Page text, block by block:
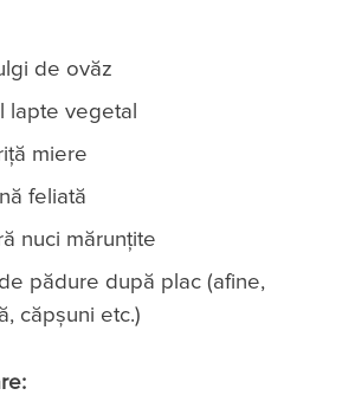
de ovăz
lapte vegetal
miere
feliată
nuci mărunțite
pădure după plac (afine,
căpșuni etc.)